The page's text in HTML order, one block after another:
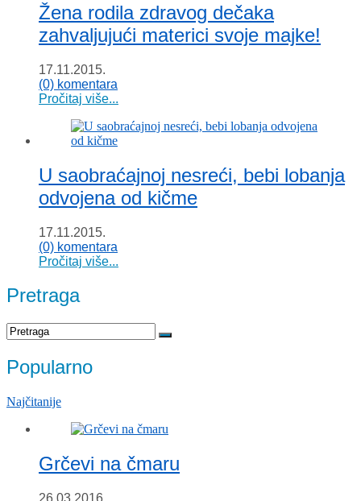
Žena rodila zdravog dečaka
zahvaljujući materici svoje majke!
17.11.2015.
(0) komentara
Pročitaj više...
U saobraćajnoj nesreći, bebi lobanja
odvojena od kičme
17.11.2015.
(0) komentara
Pročitaj više...
Pretraga
Popularno
Najčitanije
Grčevi na čmaru
26.03.2016.